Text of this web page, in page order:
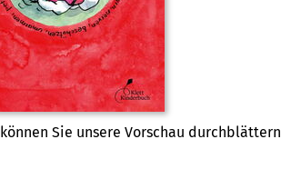
können Sie unsere Vorschau